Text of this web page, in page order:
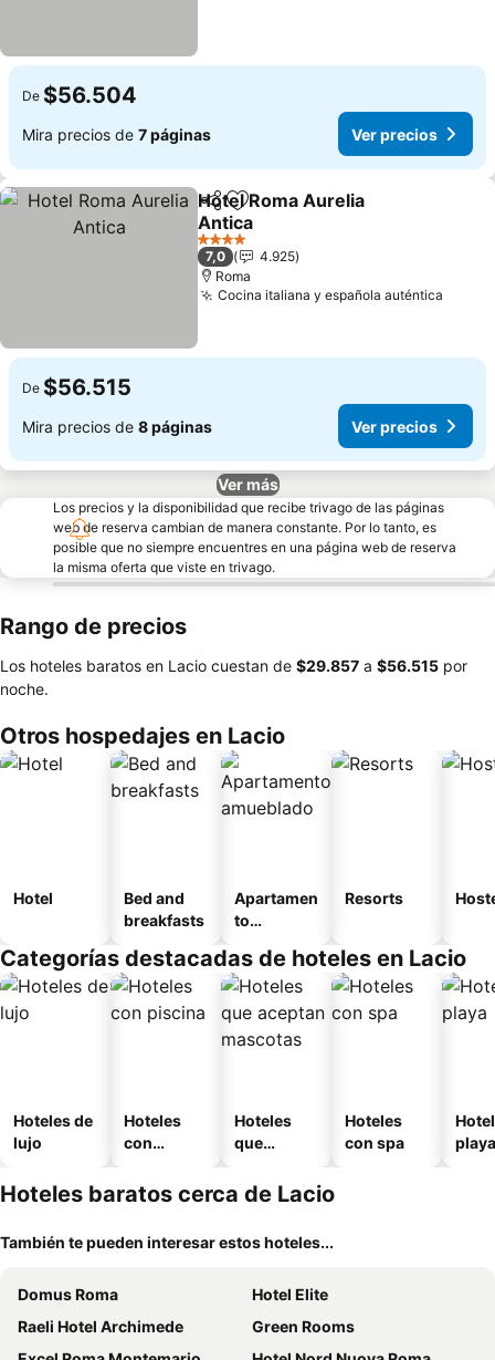
De $56.504
Mira precios de 7 páginas Ver precios
CompartirAgregar a favoritos
Hotel Roma Aurelia
Antica
Ver precios
4 Estrellas
7,0
4.925
Roma
Cocina italiana y española auténtica
De $56.515
Mira precios de 8 páginas Ver precios
Ver más
Los precios y la disponibilidad que recibe trivago de las páginas
web de reserva cambian de manera constante. Por lo tanto, es
posible que no siempre encuentres en una página web de reserva
la misma oferta que viste en trivago.
Rango de precios
Los hoteles baratos en Lacio cuestan de ‎$29.857 a ‎$56.515 por
noche.
Otros hospedajes en Lacio
Hotel
Bed and
breakfasts
Apartamen
to
o
Resorts
Categorías destacadas de hoteles en Lacio
Hoteles de
lujo
Hoteles
con
Hoteles
que
mascotas
Hoteles
con spa
playa
Hoteles baratos cerca de Lacio
También te pueden interesar estos hoteles...
Domus Roma
Hotel Elite
Raeli Hotel Archimede
Green Rooms